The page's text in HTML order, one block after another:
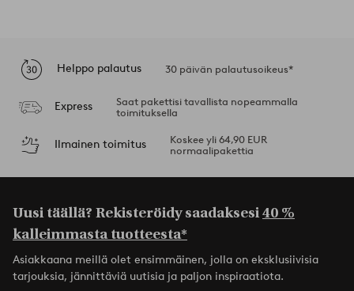
Helppo palautus 30 päivän palautusoikeus*
Express
Saat pakettisi tavallista nopeammalla
toimituksella
Ilmainen toimitus
Koskee yli 64,90 EUR
normaalipakettia
Uusi täällä? Rekisteröidy saadaksesi40 %
kalleimmasta tuotteesta*
Asiakkaana meillä olet ensimmäinen, jolla on eksklusiivisia
tarjouksia, jännittäviä uutisia ja paljon inspiraatiota.